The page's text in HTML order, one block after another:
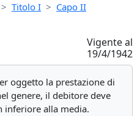
Titolo I
Capo II
Vigente al
19/4/1942
oggetto la prestazione di
genere, il debitore deve
inferiore alla media.